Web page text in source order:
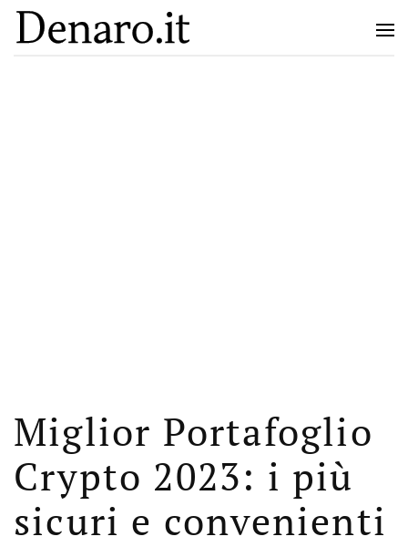
Miglior Portafoglio
Crypto 2023: i più
sicuri e convenienti